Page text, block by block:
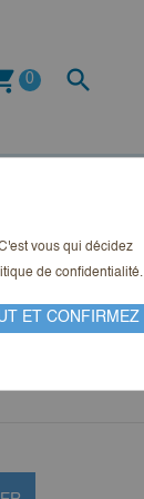
0 
vous qui décidez
de confidentialité.
ET CONFIRMEZ